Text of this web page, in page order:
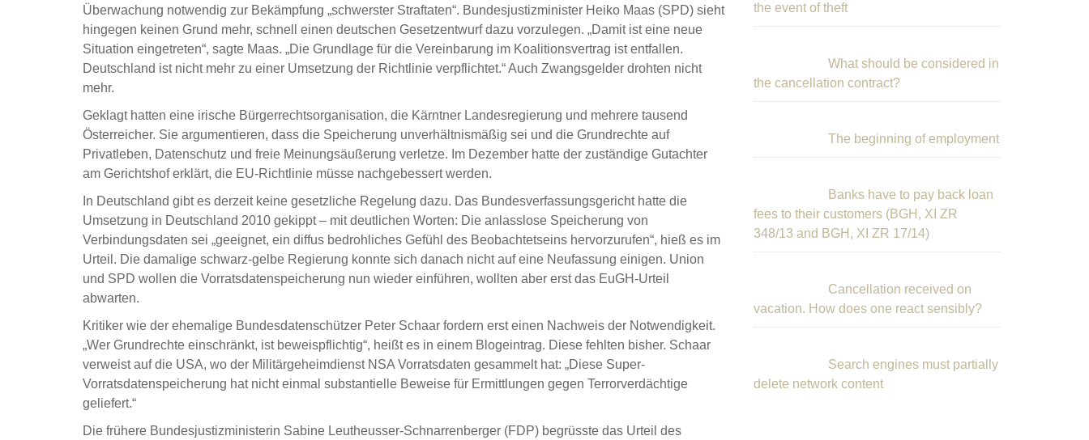
Überwachung notwendig zur Bekämpfung „schwerster Straftaten“. Bundesjustizminister Heiko Maas (SPD) sieht
hingegen keinen Grund mehr, schnell einen deutschen Gesetzentwurf dazu vorzulegen. „Damit ist eine neue
Situation eingetreten“, sagte Maas. „Die Grundlage für die Vereinbarung im Koalitionsvertrag ist entfallen.
Deutschland ist nicht mehr zu einer Umsetzung der Richtlinie verpflichtet.“ Auch Zwangsgelder drohten nicht
mehr.
Geklagt hatten eine irische Bürgerrechtsorganisation, die Kärntner Landesregierung und mehrere tausend
Österreicher. Sie argumentieren, dass die Speicherung unverhältnismäßig sei und die Grundrechte auf
Privatleben, Datenschutz und freie Meinungsäußerung verletze. Im Dezember hatte der zuständige Gutachter
am Gerichtshof erklärt, die EU-Richtlinie müsse nachgebessert werden.
In Deutschland gibt es derzeit keine gesetzliche Regelung dazu. Das Bundesverfassungsgericht hatte die
Umsetzung in Deutschland 2010 gekippt – mit deutlichen Worten: Die anlasslose Speicherung von
Verbindungsdaten sei „geeignet, ein diffus bedrohliches Gefühl des Beobachtetseins hervorzurufen“, hieß es im
Urteil. Die damalige schwarz-gelbe Regierung konnte sich danach nicht auf eine Neufassung einigen. Union
und SPD wollen die Vorratsdatenspeicherung nun wieder einführen, wollten aber erst das EuGH-Urteil
abwarten.
Kritiker wie der ehemalige Bundesdatenschützer Peter Schaar fordern erst einen Nachweis der Notwendigkeit.
„Wer Grundrechte einschränkt, ist beweispflichtig“, heißt es in einem Blogeintrag. Diese fehlten bisher. Schaar
verweist auf die USA, wo der Militärgeheimdienst NSA Vorratsdaten gesammelt hat: „Diese Super-
Vorratsdatenspeicherung hat nicht einmal substantielle Beweise für Ermittlungen gegen Terrorverdächtige
geliefert.“
Die frühere Bundesjustizministerin Sabine Leutheusser-Schnarrenberger (FDP) begrüsste das Urteil des
the event of theft
What should be considered in
the cancellation contract?
The beginning of employment
Banks have to pay back loan
fees to their customers (BGH, XI ZR
348/13 and BGH, XI ZR 17/14)
Cancellation received on
vacation. How does one react sensibly?
Search engines must partially
delete network content